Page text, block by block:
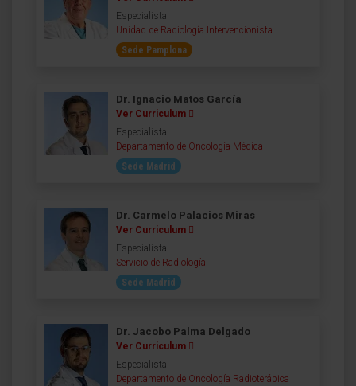
Especialista
Unidad de Radiología Intervencionista
Sede Pamplona
Dr. Ignacio Matos García
Ver Curriculum
Especialista
Departamento de Oncología Médica
Sede Madrid
Dr. Carmelo Palacios Miras
Ver Curriculum
Especialista
Servicio de Radiología
Sede Madrid
Dr. Jacobo Palma Delgado
Ver Curriculum
Especialista
Departamento de Oncología Radioterápica